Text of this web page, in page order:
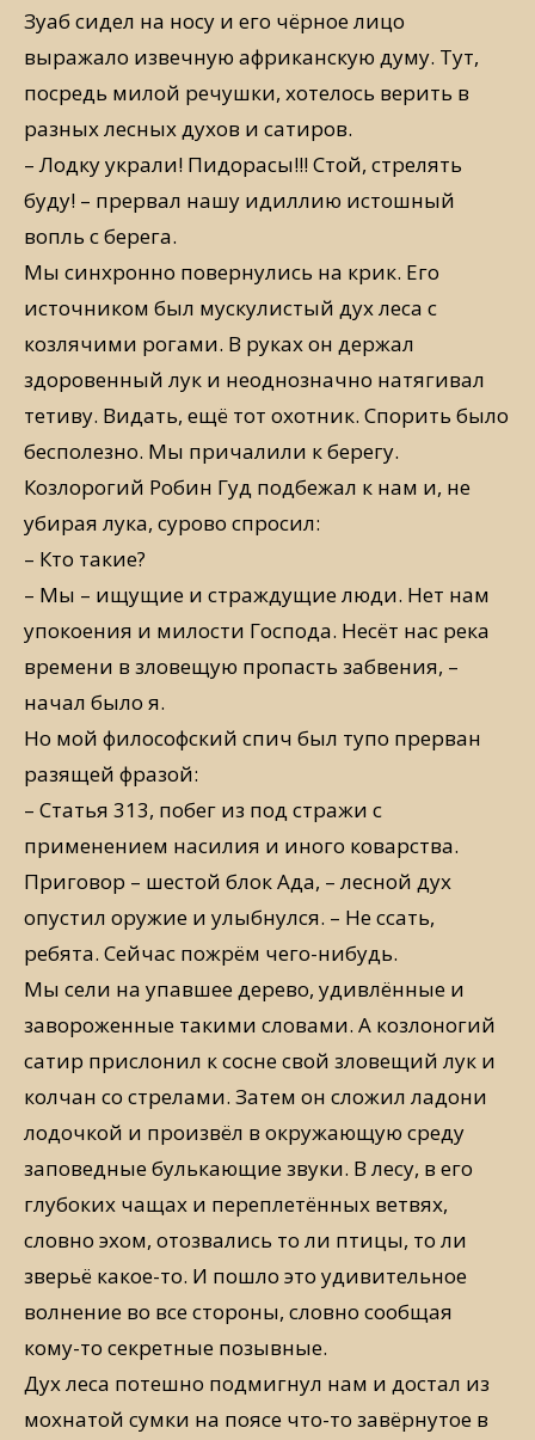
Зуаб сидел на носу и его чёрное лицо
выражало извечную африканскую думу. Тут,
посредь милой речушки, хотелось верить в
разных лесных духов и сатиров.
– Лодку украли! Пидорасы!!! Стой, стрелять
буду! – прервал нашу идиллию истошный
вопль с берега.
Мы синхронно повернулись на крик. Его
источником был мускулистый дух леса с
козлячими рогами. В руках он держал
здоровенный лук и неоднозначно натягивал
тетиву. Видать, ещё тот охотник. Спорить было
бесполезно. Мы причалили к берегу.
Козлорогий Робин Гуд подбежал к нам и, не
убирая лука, сурово спросил:
– Кто такие?
– Мы – ищущие и страждущие люди. Нет нам
упокоения и милости Господа. Несёт нас река
времени в зловещую пропасть забвения, –
начал было я.
Но мой философский спич был тупо прерван
разящей фразой:
– Статья 313, побег из под стражи с
применением насилия и иного коварства.
Приговор – шестой блок Ада, – лесной дух
опустил оружие и улыбнулся. – Не ссать,
ребята. Сейчас пожрём чего-нибудь.
Мы сели на упавшее дерево, удивлённые и
завороженные такими словами. А козлоногий
сатир прислонил к сосне свой зловещий лук и
колчан со стрелами. Затем он сложил ладони
лодочкой и произвёл в окружающую среду
заповедные булькающие звуки. В лесу, в его
глубоких чащах и переплетённых ветвях,
словно эхом, отозвались то ли птицы, то ли
зверьё какое-то. И пошло это удивительное
волнение во все стороны, словно сообщая
кому-то секретные позывные.
Дух леса потешно подмигнул нам и достал из
мохнатой сумки на поясе что-то завёрнутое в